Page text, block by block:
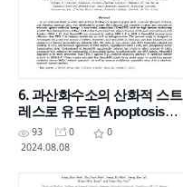
6. 과산화수소의 산화적 스트
레스로 유도된 Apoptosis에
대한 생약복합조성물
(HemoHIM)의 방호효과 평가
93 0
0
2024.08.08